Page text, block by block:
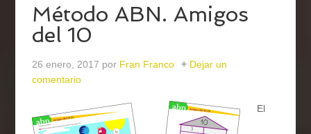
Método ABN. Amigos
del 10
26 enero, 2017 por Fran Franco
Dejar un
comentario
El